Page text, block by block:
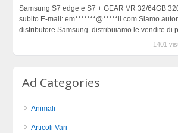
Samsung S7 edge e S7 + GEAR VR 32/64GB
subito E-mail: em*******@*****il.com Siamo
distributore Samsung. distribuiamo le vendite di
1401
Ad Categories
Animali
Articoli Vari